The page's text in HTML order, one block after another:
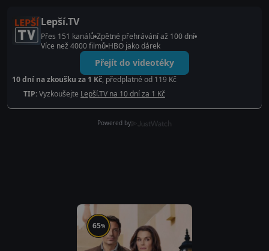
Lepší.TV
Přes 151 kanálů Zpětné přehrávání až 100 dní
Více než 4000 filmů HBO jako dárek
Přejít do videotéky
10 dní na zkoušku za 1 Kč, předplatné od 119 Kč
TIP:Vyzkoušejte Lepší.TV na 10 dní za 1 Kč
Powered by
65%